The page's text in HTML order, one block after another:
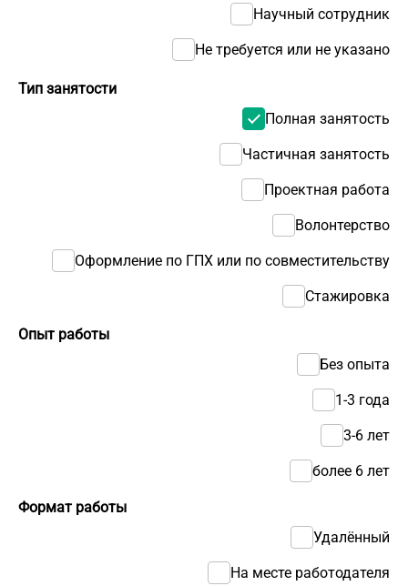
Тип занятости
Полная занятость
Частичная занятость
Проектная работа
Волонтерство
Оформление по ГПХ или по совместительству
Стажировка
Научный сотрудник
Не требуется или не указано
Опыт работы
Без опыта
1-3 года
3-6 лет
более 6 лет
Формат работы
Удалённый
На месте работодателя